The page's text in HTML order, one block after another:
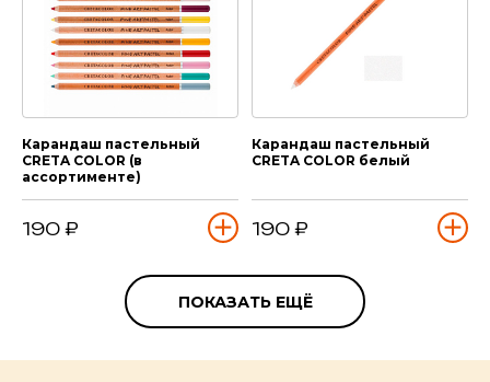
Карандаш пастельный
CRETA COLOR (в
ассортименте)
190 ₽
Карандаш пастельный
CRETA COLOR белый
190 ₽
ПОКАЗАТЬ ЕЩЁ